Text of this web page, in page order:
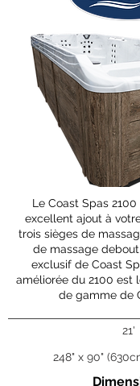
Le Coast Spas
excellent ajout à
trois sièges de
de massage
exclusif de Coast
améliorée du 2100 est
de gamme de
21'
248" x 90"